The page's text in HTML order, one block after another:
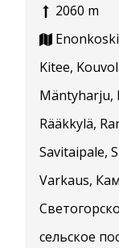
2060 m
Kitee,
Mäntyharju,
Rääkkylä,
Savitaipale,
Varkaus,
сельское